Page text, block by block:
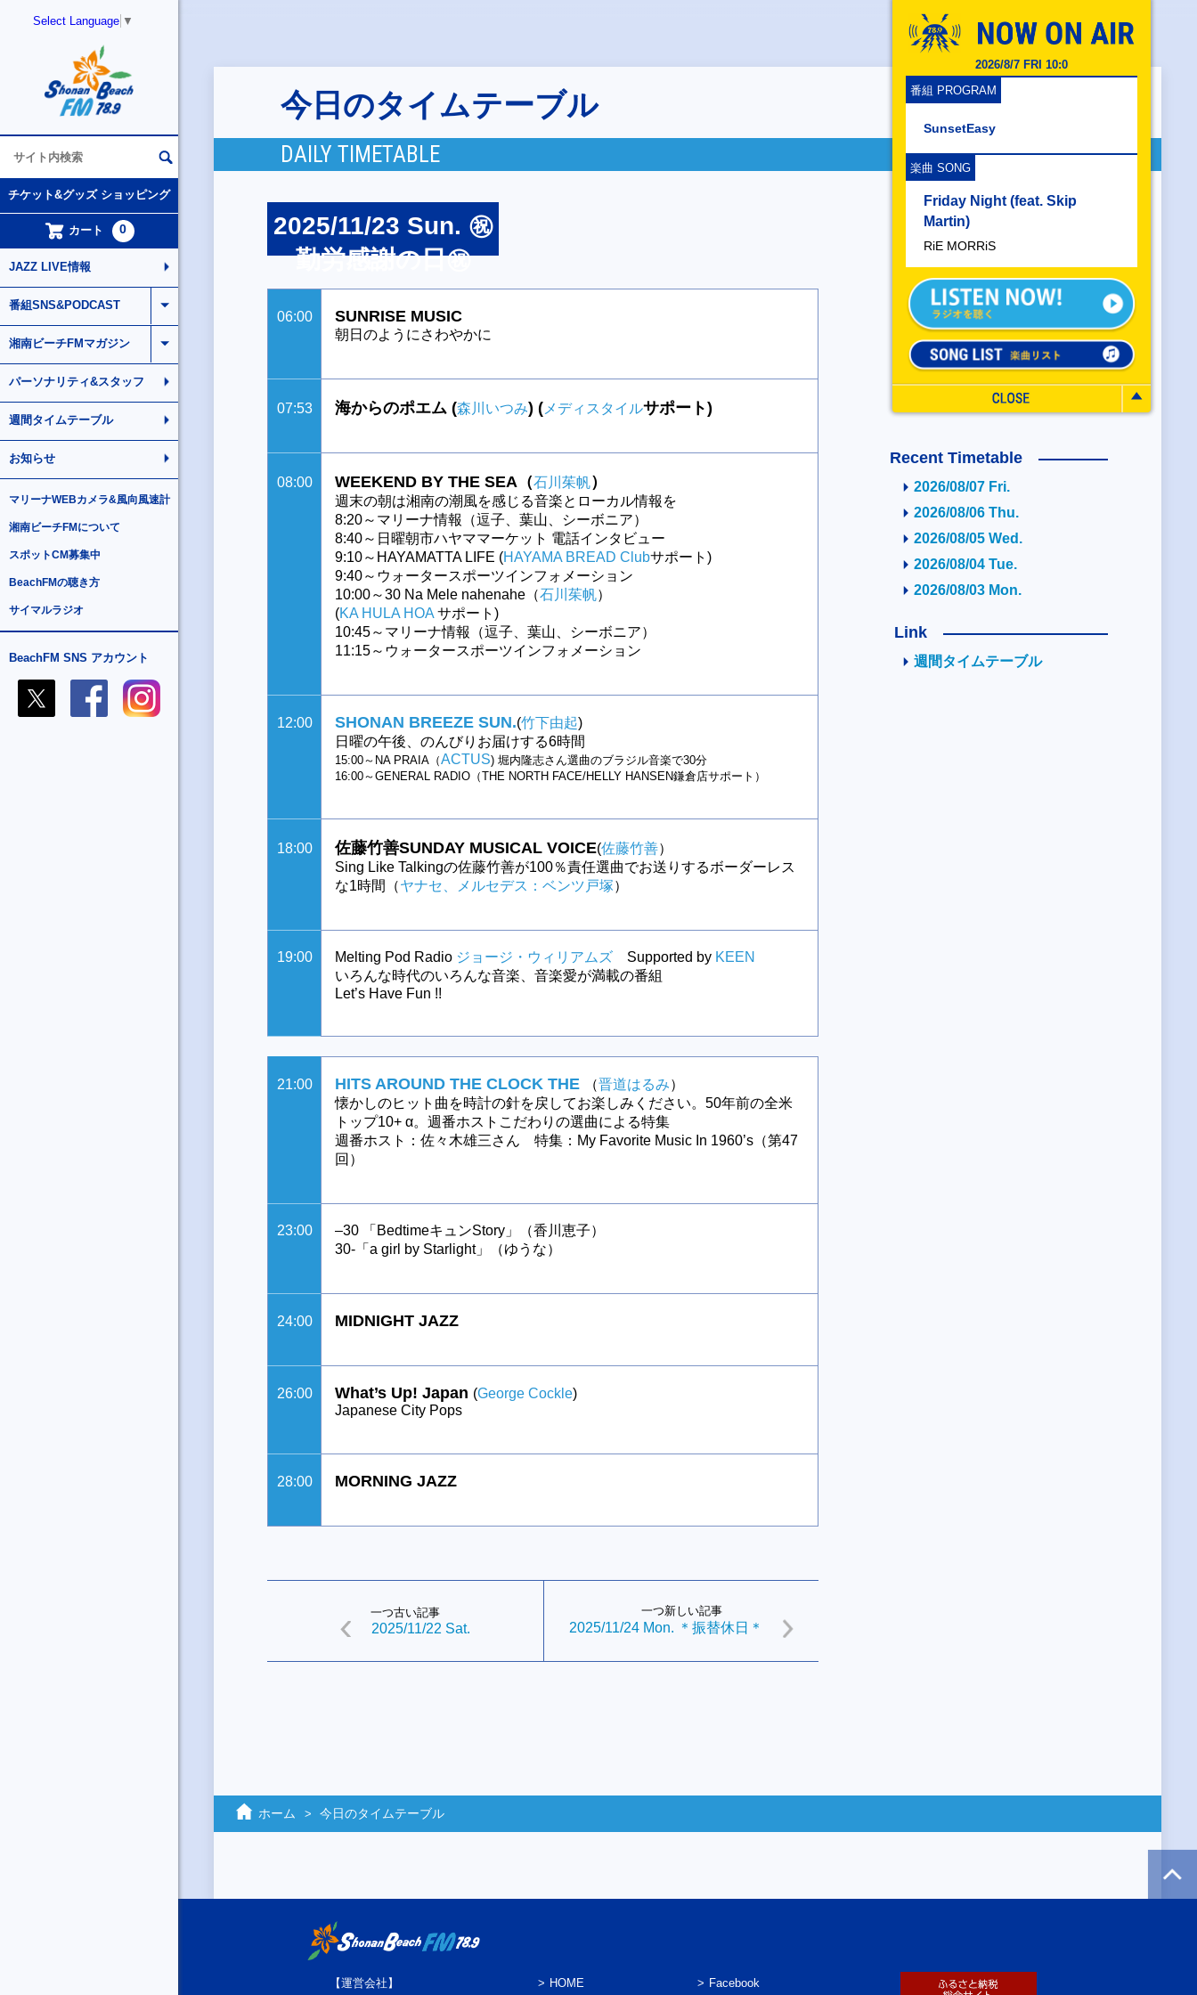
Select Language ▼
2026/8/7 FRI 10:0
番組 PROGRAM
SunsetEasy
楽曲 SONG
Friday Night (feat. Skip
Martin)
RiE MORRiS
チケット&グッズ ショッピング
カート 0
JAZZ LIVE情報
番組SNS&PODCAST
湘南ビーチFMマガジン
パーソナリティ&スタッフ
週間タイムテーブル
お知らせ
マリーナWEBカメラ&風向風速計
湘南ビーチFMについて
スポットCM募集中
BeachFMの聴き方
サイマルラジオ
BeachFM SNS アカウント
今日のタイムテーブル
DAILY TIMETABLE
2025/11/23 Sun. ㊗
勤労感謝の日㊗
06:00 SUNRISE MUSIC
朝日のようにさわやかに
07:53 海からのポエム (森川いつみ) ( メディスタイルサポート)
08:00 WEEKEND BY THE SEA（石川茱帆）
週末の朝は湘南の潮風を感じる音楽とローカル情報を
8:20～マリーナ情報（逗子、葉山、シーボニア）
8:40～日曜朝市ハヤママーケット 電話インタビュー
9:10～HAYAMATTA LIFE (HAYAMA BREAD Clubサポート)
9:40～ウォータースポーツインフォメーション
10:00～30 Na Mele nahenahe（石川茱帆）
(KA HULA HOA サポート)
10:45～マリーナ情報（逗子、葉山、シーボニア）
11:15～ウォータースポーツインフォメーション
12:00 SHONAN BREEZE SUN.(竹下由起)
日曜の午後、のんびりお届けする6時間
15:00～NA PRAIA（ACTUS) 堀内隆志さん選曲のブラジル音楽で30分
16:00～GENERAL RADIO（THE NORTH FACE/HELLY HANSEN鎌倉店サポート）
18:00 佐藤竹善SUNDAY MUSICAL VOICE(佐藤竹善）
Sing Like Talkingの佐藤竹善が100％責任選曲でお送りするボーダーレス
な1時間（ヤナセ、メルセデス：ベンツ戸塚）
19:00 Melting Pod Radio ジョージ・ウィリアムズ Supported by KEEN
いろんな時代のいろんな音楽、音楽愛が満載の番組
Let’s Have Fun !!
21:00 HITS AROUND THE CLOCK THE （晋道はるみ）
懐かしのヒット曲を時計の針を戻してお楽しみください。50年前の全米
トップ10+ α。週番ホストこだわりの選曲による特集
週番ホスト：佐々木雄三さん 特集：My Favorite Music In 1960’s（第47
回）
23:00
–30 「BedtimeキュンStory」（香川恵子）
30-「a girl by Starlight」（ゆうな）
24:00 MIDNIGHT JAZZ
26:00 What’s Up! Japan (George Cockle)
Japanese City Pops
28:00 MORNING JAZZ
一つ古い記事
2025/11/22 Sat.
一つ新しい記事
2025/11/24 Mon. ＊振替休日＊
Recent Timetable
2026/08/07 Fri.
2026/08/06 Thu.
2026/08/05 Wed.
2026/08/04 Tue.
2026/08/03 Mon.
Link
週間タイムテーブル
ホーム 今日のタイムテーブル
【運営会社】 HOME Facebook